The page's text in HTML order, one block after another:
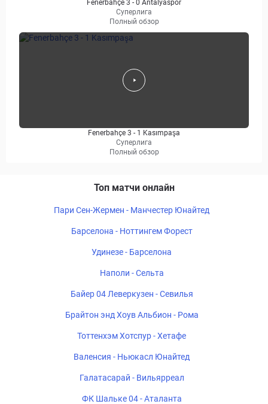
Fenerbahçe 3 - 0 Antalyaspor
Суперлига
Полный обзор
Fenerbahçe 3 - 1 Kasımpaşa
Суперлига
Полный обзор
Топ матчи онлайн
Пари Сен-Жермен - Манчестер Юнайтед
Барселона - Ноттингем Форест
Удинезе - Барселона
Наполи - Сельта
Байер 04 Леверкузен - Севилья
Брайтон энд Хоув Альбион - Рома
Тоттенхэм Хотспур - Хетафе
Валенсия - Ньюкасл Юнайтед
Галатасарай - Вильярреал
ФК Шальке 04 - Аталанта